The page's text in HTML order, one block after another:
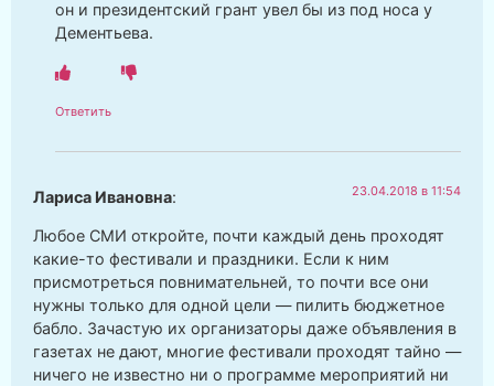
он и президентский грант увел бы из под носа у
Дементьева.
Ответить
Лариса Ивановна: 23.04.2018 в 11:54
Любое СМИ откройте, почти каждый день проходят
какие-то фестивали и праздники. Если к ним
присмотреться повнимательней, то почти все они
нужны только для одной цели — пилить бюджетное
бабло. Зачастую их организаторы даже объявления в
газетах не дают, многие фестивали проходят тайно —
ничего не известно ни о программе мероприятий ни